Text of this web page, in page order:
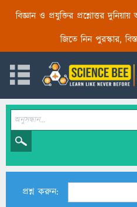
বিজ্ঞান ও প্রযুক্তির প্রশ্নোত্তর
জিতে নিন পুরস্কার,
প্রশ্ন করুন: